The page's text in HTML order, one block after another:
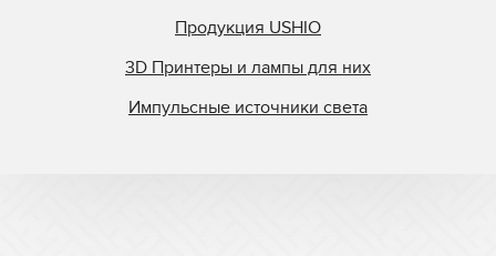
Продукция USHIO
3D Принтеры и лампы для них
Импульсные источники света